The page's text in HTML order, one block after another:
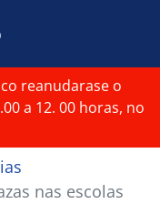
reanudarase o
a 12. 00 horas, no
nas escolas